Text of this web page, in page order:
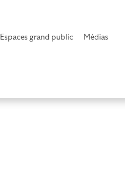
Espaces grand public Médias